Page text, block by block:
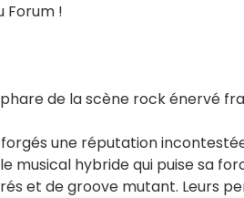
Forum !
de la scène rock énervé
une réputation
musical hybride qui puise sa
et de groove mutant. Leurs